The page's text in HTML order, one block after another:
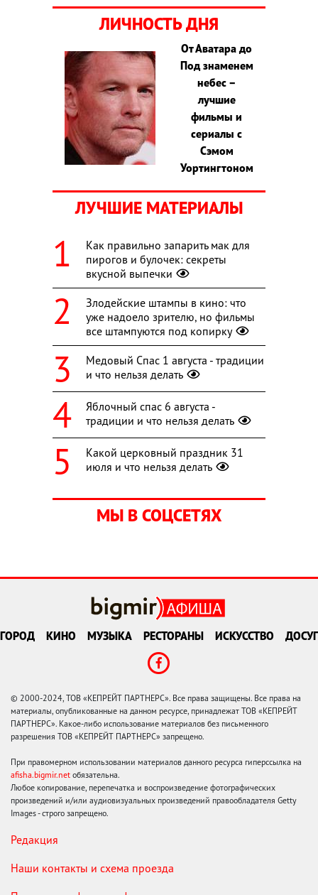
ЛИЧНОСТЬ ДНЯ
От Аватара до
Под знаменем
небес –
лучшие
фильмы и
сериалы с
Сэмом
Уортингтоном
ЛУЧШИЕ МАТЕРИАЛЫ
Как правильно запарить мак для
пирогов и булочек: секреты
вкусной выпечки
Злодейские штампы в кино: что
уже надоело зрителю, но фильмы
все штампуются под копирку
Медовый Спас 1 августа - традиции
и что нельзя делать
Яблочный спас 6 августа -
традиции и что нельзя делать
Какой церковный праздник 31
июля и что нельзя делать
МЫ В СОЦСЕТЯХ
ГОРОД КИНО МУЗЫКА РЕСТОРАНЫ ИСКУССТВО ДОСУГ
© 2000-2024, ТОВ «КЕПРЕЙТ ПАРТНЕРС». Все права защищены. Все права на
материалы, опубликованные на данном ресурсе, принадлежат ТОВ «КЕПРЕЙТ
ПАРТНЕРС». Какое-либо использование материалов без письменного
разрешения ТОВ «КЕПРЕЙТ ПАРТНЕРС» запрещено.
При правомерном использовании материалов данного ресурса гиперссылка на
afisha.bigmir.net обязательна.
Любое копирование, перепечатка и воспроизведение фотографических
произведений и/или аудиовизуальных произведений правообладателя Getty
Images - строго запрещено.
Редакция
Наши контакты и схема проезда